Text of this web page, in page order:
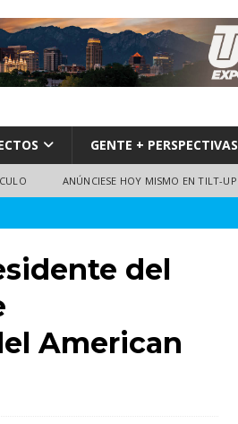
GENTE + PERSPECTIVAS
ANÚNCIESE HOY MISMO EN TILT-UP
del
American